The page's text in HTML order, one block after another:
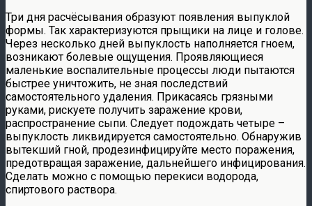
Три дня расчёсывания образуют появления выпуклой
формы. Так характеризуются прыщики на лице и голове.
Через несколько дней выпуклость наполняется гноем,
возникают болевые ощущения. Проявляющиеся
маленькие воспалительные процессы люди пытаются
быстрее уничтожить, не зная последствий
самостоятельного удаления. Прикасаясь грязными
руками, рискуете получить заражение крови,
распространение сыпи. Следует подождать четыре –
выпуклость ликвидируется самостоятельно. Обнаружив
вытекший гной, продезинфицируйте место поражения,
предотвращая заражение, дальнейшего инфицирования.
Сделать можно с помощью перекиси водорода,
спиртового раствора.